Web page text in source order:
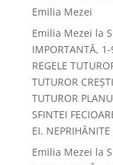
Emilia Mezei
Emilia Mezei la
IMPORTANTĂ,
REGELE
TUTUROR
TUTUROR
SFINTEI
EI. NEPRIHĂNITE
Emilia Mezei la